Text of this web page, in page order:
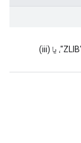
یک اسکالر حاوی (i) رشته خالی (بدون فشرده سازی)، (ii) "ZLIB"، یا (iii)